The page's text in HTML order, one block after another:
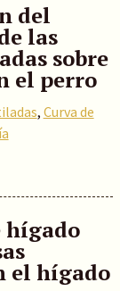
del
las
sobre
el perro
, Curva de
hígado
el hígado